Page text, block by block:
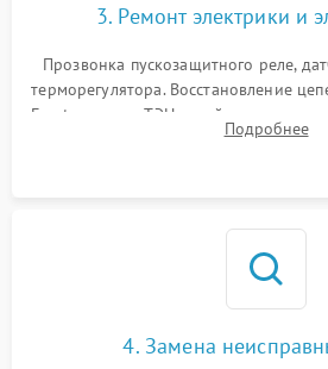
3. Ремонт электрики и
Прозвонка пускозащитного реле,
терморегулятора. Восстановление
Frost, включая ТЭН оттайки и
платы управления при сбоях
Подробнее
4. Замена